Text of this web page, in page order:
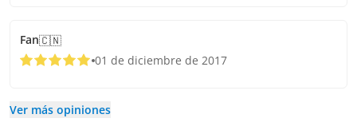
Fan🇨🇳
01 de diciembre de 2017
Ver más opiniones